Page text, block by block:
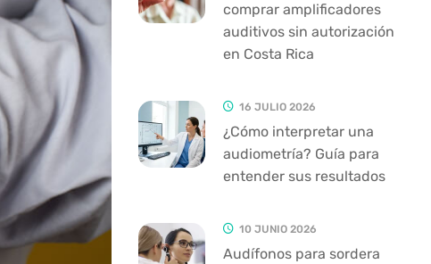
comprar amplificadores
auditivos sin autorización
en Costa Rica
16 JULIO 2026
¿Cómo interpretar una
audiometría? Guía para
entender sus resultados
10 JUNIO 2026
Audífonos para sordera